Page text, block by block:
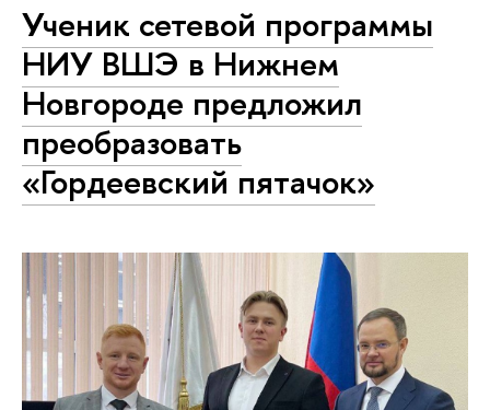
Ученик сетевой программы
НИУ ВШЭ в Нижнем
Новгороде предложил
преобразовать
«Гордеевский пятачок»